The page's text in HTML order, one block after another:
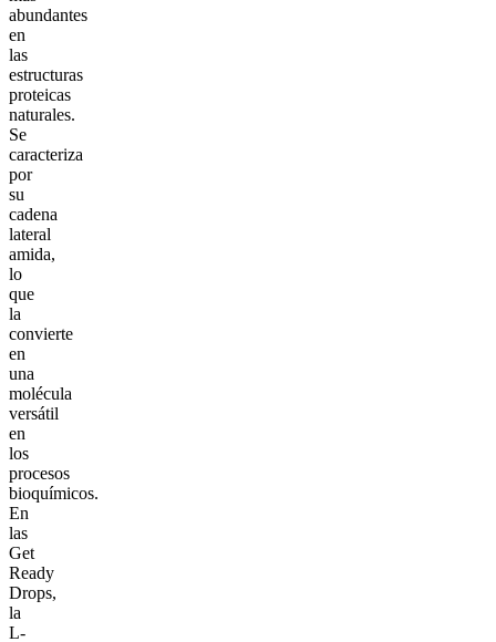
abundantes
en
las
estructuras
proteicas
naturales.
Se
caracteriza
por
su
cadena
lateral
amida,
lo
que
la
convierte
en
una
molécula
versátil
en
los
procesos
bioquímicos.
En
las
Get
Ready
Drops,
la
L-